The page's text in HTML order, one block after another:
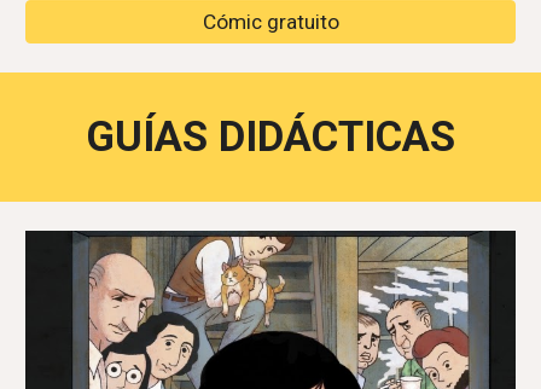
Cómic gratuito
GUÍAS DIDÁCTICAS